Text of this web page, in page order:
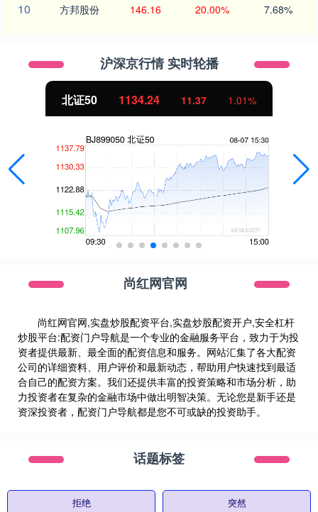
10 方邦股份 146.16 20.00% 7.68%
沪深京行情 实时轮播
北证50 1134.24 11.37 1.01%
尚红网官网
尚红网官网,实盘炒股配资平台,实盘炒股配资开户,安全杠杆
炒股平台:配资门户导航是一个专业的金融服务平台，致力于为投
资者提供最新、最全面的配资信息和服务。网站汇集了各大配资
公司的详细资料、用户评价和最新动态，帮助用户快速找到最适
合自己的配资方案。我们还提供丰富的投资策略和市场分析，助
力投资者在复杂的金融市场中做出明智决策。无论您是新手还是
资深投资者，配资门户导航都是您不可或缺的投资助手。
话题标签
拒绝 突然